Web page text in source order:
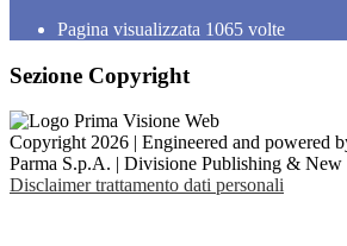
Pagina visualizzata 1065 volte
Sezione Copyright
Copyright 2026 | Engineered and powered
Parma S.p.A. | Divisione Publishing & New
Disclaimer trattamento dati personali